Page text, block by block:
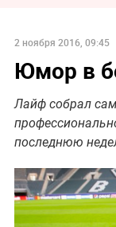
2 ноября 2016, 09:45
Юмор в
Лайф собрал
последнюю